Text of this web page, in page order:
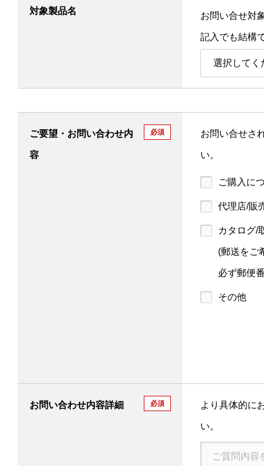
対象製品名 お問い合せ対
記入でも結構
選択してく
ご要望・お問い合わせ内
容
必須 お問い合せさ
い。
ご購入に
代理店/販
カタログ/
(郵送をご
必ず郵便
その他
お問い合わせ内容詳細 必須 より具体的に
い。